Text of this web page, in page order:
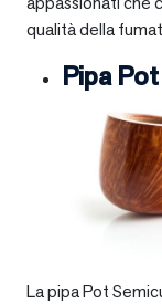
qualità della
Pipa
La pipa Pot